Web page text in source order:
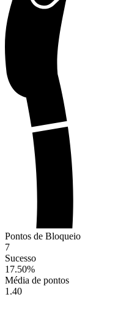
Pontos de Bloqueio
7
Sucesso
17.50%
Média de pontos
1.40